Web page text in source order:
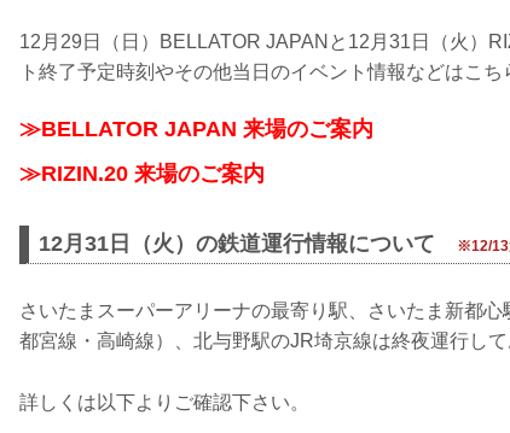
12月29日（日）BELLATOR JAPANと12月31日（火）
ト終了予定時刻やその他当日のイベント情報などはこち
≫BELLATOR JAPAN 来場のご案内
≫RIZIN.20 来場のご案内
12月31日（火）の鉄道運行情報について ※12/13
さいたまスーパーアリーナの最寄り駅、さいたま新都
都宮線・高崎線）、北与野駅のJR埼京線は終夜運行して
詳しくは以下よりご確認下さい。